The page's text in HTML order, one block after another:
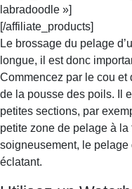
labradoodle »]
[/affiliate_products]
Le brossage du pelage
longue, il est donc
Commencez par le cou
de la pousse des poils. Il
petites sections, par
petite zone de pelage à
soigneusement, le
éclatant.